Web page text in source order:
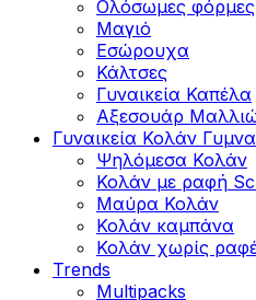
Ολόσωμες φόρμες
Μαγιό
Εσώρουχα
Κάλτσες
Γυναικεία Καπέλα
Αξεσουάρ
Γυναικεία Κολάν
Ψηλόμεσα Κολάν
Κολάν με ραφή
Μαύρα Κολάν
Κολάν καμπάνα
Κολάν χωρίς
Trends
Multipacks